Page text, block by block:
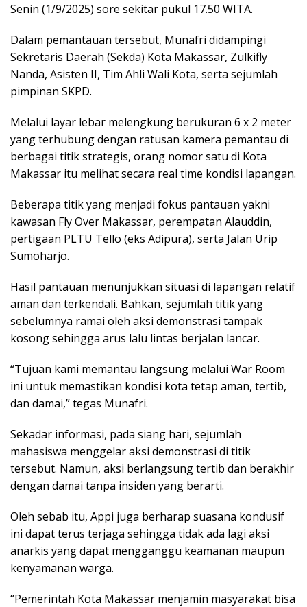
Senin (1/9/2025) sore sekitar pukul 17.50 WITA.
Dalam pemantauan tersebut, Munafri didampingi
Sekretaris Daerah (Sekda) Kota Makassar, Zulkifly
Nanda, Asisten II, Tim Ahli Wali Kota, serta sejumlah
pimpinan SKPD.
Melalui layar lebar melengkung berukuran 6 x 2 meter
yang terhubung dengan ratusan kamera pemantau di
berbagai titik strategis, orang nomor satu di Kota
Makassar itu melihat secara real time kondisi lapangan.
Beberapa titik yang menjadi fokus pantauan yakni
kawasan Fly Over Makassar, perempatan Alauddin,
pertigaan PLTU Tello (eks Adipura), serta Jalan Urip
Sumoharjo.
Hasil pantauan menunjukkan situasi di lapangan relatif
aman dan terkendali. Bahkan, sejumlah titik yang
sebelumnya ramai oleh aksi demonstrasi tampak
kosong sehingga arus lalu lintas berjalan lancar.
“Tujuan kami memantau langsung melalui War Room
ini untuk memastikan kondisi kota tetap aman, tertib,
dan damai,” tegas Munafri.
Sekadar informasi, pada siang hari, sejumlah
mahasiswa menggelar aksi demonstrasi di titik
tersebut. Namun, aksi berlangsung tertib dan berakhir
dengan damai tanpa insiden yang berarti.
Oleh sebab itu, Appi juga berharap suasana kondusif
ini dapat terus terjaga sehingga tidak ada lagi aksi
anarkis yang dapat mengganggu keamanan maupun
kenyamanan warga.
“Pemerintah Kota Makassar menjamin masyarakat bisa